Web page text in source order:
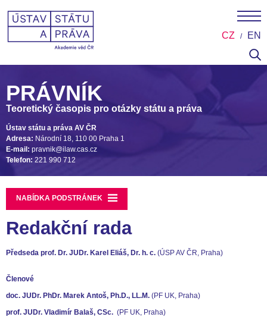
CZ EN
PRÁVNÍK
Teoretický časopis pro otázky státu a práva
Ústav státu a práva AV ČR
Adresa: Národní 18, 110 00 Praha 1
E-mail: pravnik@ilaw.cas.cz
Telefon: 221 990 712
NABÍDKA PODSTRÁNEK
Redakční rada
Předseda prof. Dr. JUDr. Karel Eliáš, Dr. h. c. (ÚSP AV ČR, Praha)
Členové
doc. JUDr. PhDr. Marek Antoš, Ph.D., LL.M. (PF UK, Praha)
prof. JUDr. Vladimír Balaš, CSc. (PF UK, Praha)